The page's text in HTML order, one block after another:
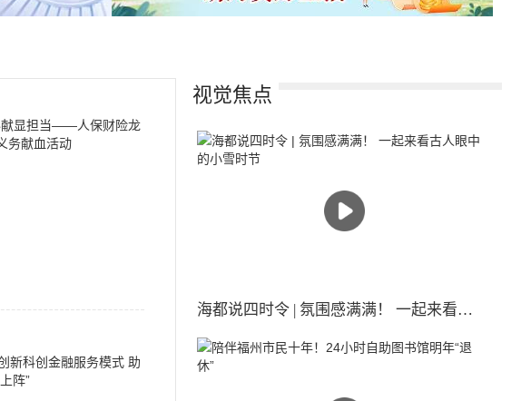
视觉焦点
海都说四时令 | 氛围感满满！ 一起来看古人眼中的小雪时节